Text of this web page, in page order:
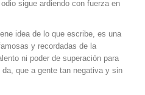
sigue ardiendo con fuerza en
idea de lo que escribe, es una
y recordadas de la
ni poder de superación para
que a gente tan negativa y sin